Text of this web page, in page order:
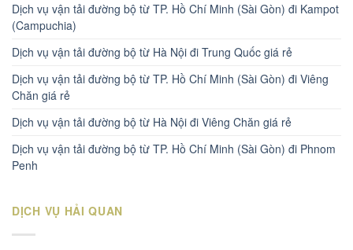
Dịch vụ vận tải đường bộ từ TP. Hồ Chí Minh (Sài Gòn) đi Kampot
(Campuchia)
Dịch vụ vận tải đường bộ từ Hà Nội đi Trung Quốc giá rẻ
Dịch vụ vận tải đường bộ từ TP. Hồ Chí Minh (Sài Gòn) đi Viêng
Chăn giá rẻ
Dịch vụ vận tải đường bộ từ Hà Nội đi Viêng Chăn giá rẻ
Dịch vụ vận tải đường bộ từ TP. Hồ Chí Minh (Sài Gòn) đi Phnom
Penh
DỊCH VỤ HẢI QUAN